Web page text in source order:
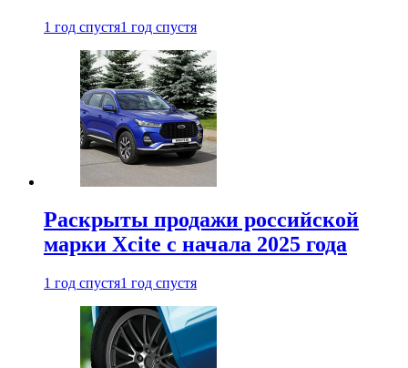
1 год спустя1 год спустя
Раскрыты продажи российской
марки Xcite с начала 2025 года
1 год спустя1 год спустя